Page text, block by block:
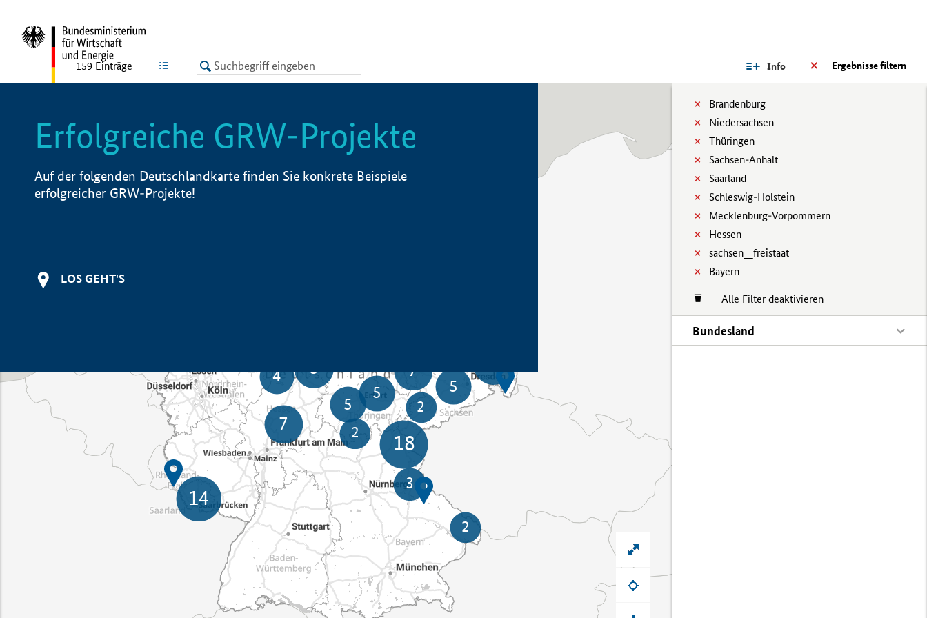
LISTE Ergebnisse filtern
Info
Brandenburg
Niedersachsen
Thüringen
Sachsen-Anhalt
Saarland
Schleswig-Holstein
Mecklenburg-Vorpommern
Hessen
sachsen__freistaat
Bayern
Alle Filter deaktivieren
Bundesland
159 Einträge
Erfolgreiche GRW-Projekte
Auf der folgenden Deutschlandkarte finden Sie konkrete Beispiele
erfolgreicher GRW-Projekte!
LOS GEHT'S